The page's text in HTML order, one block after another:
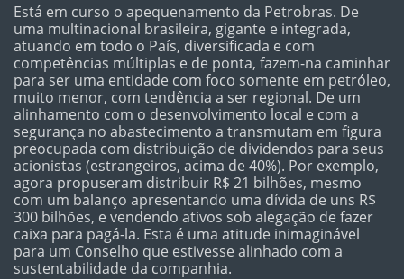
Está em curso o apequenamento da Petrobras. De
uma multinacional brasileira, gigante e integrada,
atuando em todo o País, diversificada e com
competências múltiplas e de ponta, fazem-na caminhar
para ser uma entidade com foco somente em petróleo,
muito menor, com tendência a ser regional. De um
alinhamento com o desenvolvimento local e com a
segurança no abastecimento a transmutam em figura
preocupada com distribuição de dividendos para seus
acionistas (estrangeiros, acima de 40%). Por exemplo,
agora propuseram distribuir R$ 21 bilhões, mesmo
com um balanço apresentando uma dívida de uns R$
300 bilhões, e vendendo ativos sob alegação de fazer
caixa para pagá-la. Esta é uma atitude inimaginável
para um Conselho que estivesse alinhado com a
sustentabilidade da companhia.